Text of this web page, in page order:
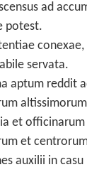
ad
potest.
conexae,
servata.
aptum reddit
altissimorum
et officinarum
et
auxilii in casu